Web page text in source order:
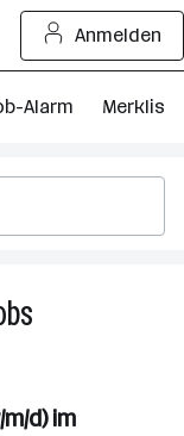
Anmelden
Alarm Merkliste
Jobs
d) im